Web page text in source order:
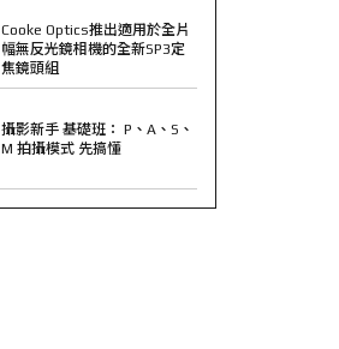
Cooke Optics推出適用於全片
幅無反光鏡相機的全新SP3定
焦鏡頭組
攝影新手 基礎班： P、A、S、
M 拍攝模式 先搞懂